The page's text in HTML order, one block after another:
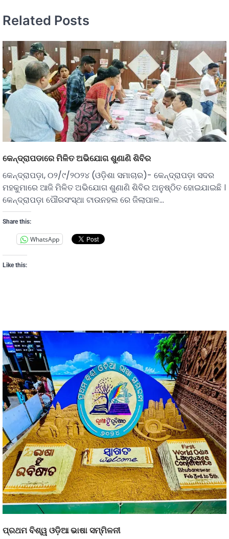
Related Posts
କେନ୍ଦ୍ରାପଡାରେ ମିଳିତ ଅଭିଯୋଗ ଶୁଣାଣି ଶିବିର
କେନ୍ଦ୍ରାପଡ଼ା, ୦୨/୯/୨୦୨୪ (ଓଡ଼ିଶା ସମାଚାର)- କେନ୍ଦ୍ରାପଡ଼ା ସଦର
ମହକୁମାରେ ଆଜି ମିଳିତ ଅଭିଯୋଗ ଶୁଣାଣି ଶିବିର ଅନୁଷ୍ଠିତ ହୋଇଯାଇଛି ।
କେନ୍ଦ୍ରାପଡ଼ା ପୌରସଂସ୍ଥା ଟାଉନହଲ ରେ ଜିଲାପାଳ…
Share this:
WhatsApp
Like this:
ପ୍ରଥମ ବିଶ୍ୱ ଓଡ଼ିଆ ଭାଷା ସମ୍ମିଳନୀ